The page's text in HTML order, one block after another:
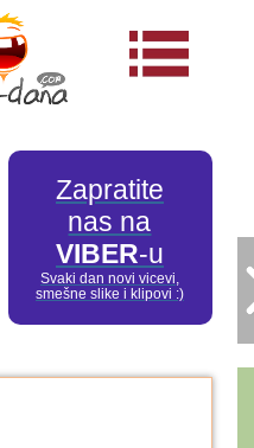
Zapratite
nas na
VIBER-u
Svaki dan novi vicevi,
smešne slike i klipovi :)